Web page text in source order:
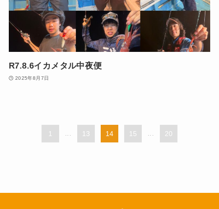
R7.8.6イカメタル中夜便
2025年8月7日
1 ... 13 14 15 ... 20